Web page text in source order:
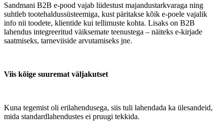
Sandmani B2B e-pood vajab liidestust majandustarkvaraga ning
suhtleb tootehaldussüsteemiga, kust päritakse kõik e-poele vajalik
info nii toodete, klientide kui tellimuste kohta. Lisaks on B2B
lahendus integreeritud väiksemate teenustega – näiteks e-kirjade
saatmiseks, tarneviiside arvutamiseks jne.
Viis kõige suuremat väljakutset
Kuna tegemist oli erilahendusega, siis tuli lahendada ka ülesandeid,
mida standardlahendustes ei pruugi tekkida.